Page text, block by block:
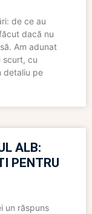
de ce au
dacă nu
Am adunat
scurt, cu
detaliu pe
ALB:
PENTRU
un răspuns